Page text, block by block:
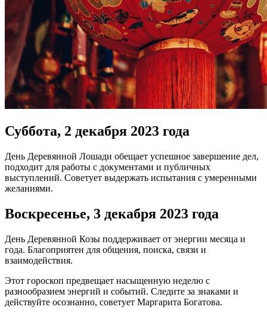
Суббота, 2 декабря 2023 года
День Деревянной Лошади обещает успешное завершение дел,
подходит для работы с документами и публичных
выступлений. Советует выдержать испытания с умеренными
желаниями.
Воскресенье, 3 декабря 2023 года
День Деревянной Козы поддерживает от энергии месяца и
года. Благоприятен для общения, поиска, связи и
взаимодействия.
Этот гороскоп предвещает насыщенную неделю с
разнообразием энергий и событий. Следите за знаками и
действуйте осознанно, советует Маргарита Богатова.